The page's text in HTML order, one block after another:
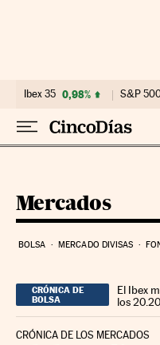
Ibex 35 0,98% S&P
Mercados
BOLSA MERCADO DIVISAS
CRÓNICA DE
BOLSA
El Ibex
los
CRÓNICA DE LOS MERCADOS